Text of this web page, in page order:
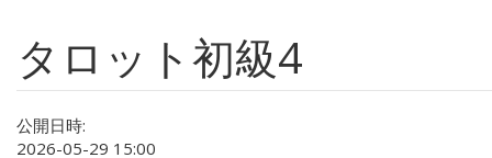
タロット初級4
公開日時:
2026-05-29 15:00